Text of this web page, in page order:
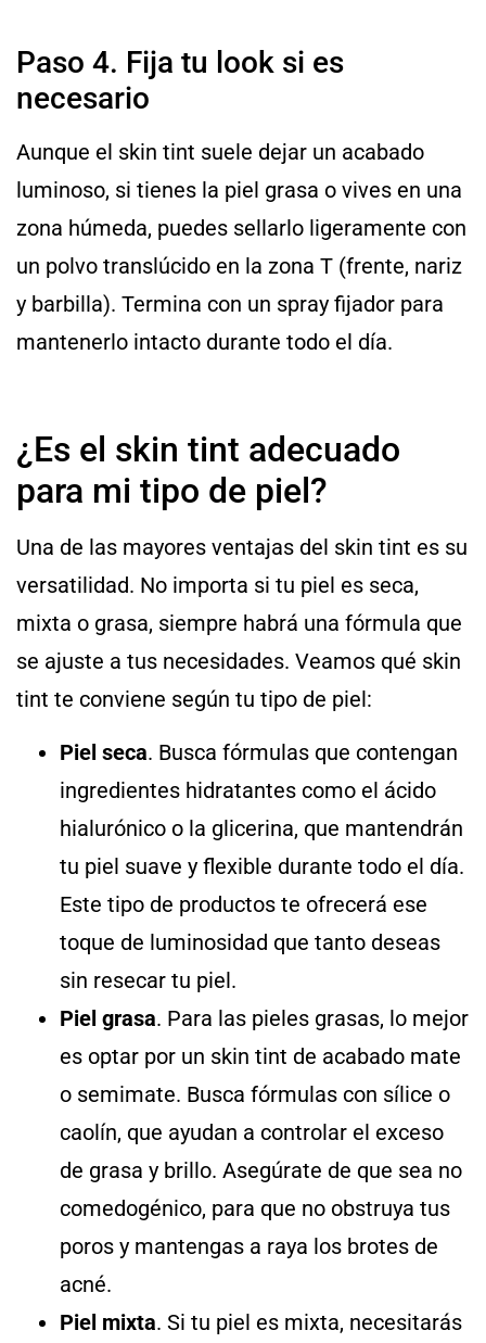
Paso 4. Fija tu look si es
necesario
Aunque el skin tint suele dejar un acabado
luminoso, si tienes la piel grasa o vives en una
zona húmeda, puedes sellarlo ligeramente con
un polvo translúcido en la zona T (frente, nariz
y barbilla). Termina con un spray fijador para
mantenerlo intacto durante todo el día.
¿Es el skin tint adecuado
para mi tipo de piel?
Una de las mayores ventajas del skin tint es su
versatilidad. No importa si tu piel es seca,
mixta o grasa, siempre habrá una fórmula que
se ajuste a tus necesidades. Veamos qué skin
tint te conviene según tu tipo de piel:
Piel seca. Busca fórmulas que contengan
ingredientes hidratantes como el ácido
hialurónico o la glicerina, que mantendrán
tu piel suave y flexible durante todo el día.
Este tipo de productos te ofrecerá ese
toque de luminosidad que tanto deseas
sin resecar tu piel.
Piel grasa. Para las pieles grasas, lo mejor
es optar por un skin tint de acabado mate
o semimate. Busca fórmulas con sílice o
caolín, que ayudan a controlar el exceso
de grasa y brillo. Asegúrate de que sea no
comedogénico, para que no obstruya tus
poros y mantengas a raya los brotes de
acné.
Piel mixta. Si tu piel es mixta, necesitarás